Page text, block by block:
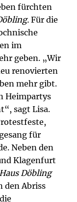
fürchten
Für die
im
geben. „Wir
renovierten
mehr gibt.
Heimpartys
sagt Lisa.
für
Neben den
Klagenfurt
Haus Döbling
den Abriss